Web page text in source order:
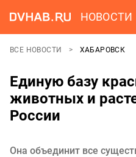
НОВОСТИ
ВСЕ НОВОСТИ ХАБАРОВСК
Единую базу
животных и
России
Она объединит все